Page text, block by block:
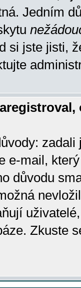
Jedním
si jste jisti,
e-mail,
důvodu
Zkuste